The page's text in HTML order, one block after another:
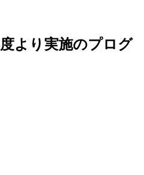
より実施のプログ